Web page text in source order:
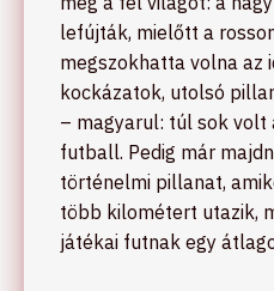
lefújták, mielőtt a
megszokhatta volna az
kockázatok, utolsó
– magyarul: túl sok volt
futball. Pedig már
történelmi pillanat,
több kilométert utazik,
játékai futnak egy